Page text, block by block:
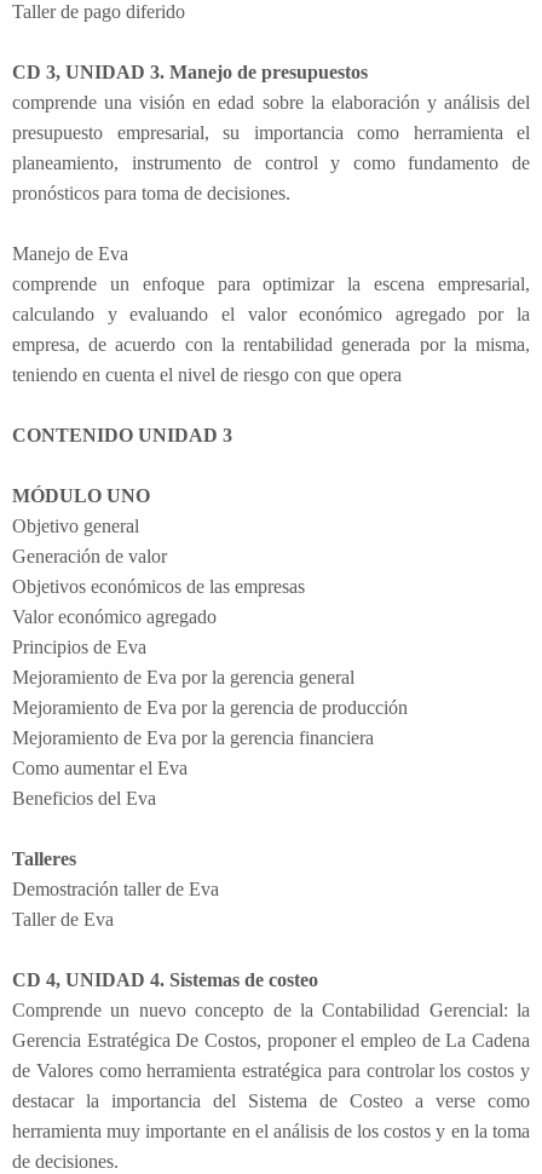
Taller de pago diferido
CD 3, UNIDAD 3. Manejo de presupuestos
comprende una visión en edad sobre la elaboración y análisis del
presupuesto empresarial, su importancia como herramienta el
planeamiento, instrumento de control y como fundamento de
pronósticos para toma de decisiones.
Manejo de Eva
comprende un enfoque para optimizar la escena empresarial,
calculando y evaluando el valor económico agregado por la
empresa, de acuerdo con la rentabilidad generada por la misma,
teniendo en cuenta el nivel de riesgo con que opera
CONTENIDO UNIDAD 3
MÓDULO UNO
Objetivo general
Generación de valor
Objetivos económicos de las empresas
Valor económico agregado
Principios de Eva
Mejoramiento de Eva por la gerencia general
Mejoramiento de Eva por la gerencia de producción
Mejoramiento de Eva por la gerencia financiera
Como aumentar el Eva
Beneficios del Eva
Talleres
Demostración taller de Eva
Taller de Eva
CD 4, UNIDAD 4. Sistemas de costeo
Comprende un nuevo concepto de la Contabilidad Gerencial: la
Gerencia Estratégica De Costos, proponer el empleo de La Cadena
de Valores como herramienta estratégica para controlar los costos y
destacar la importancia del Sistema de Costeo a verse como
herramienta muy importante en el análisis de los costos y en la toma
de decisiones.